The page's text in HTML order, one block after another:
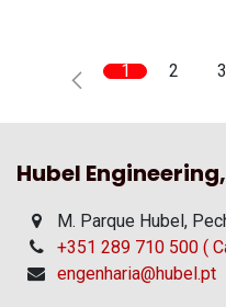
1 2 3
Hubel
M. Parque Hubel,
+351 289 710 500 (
engenharia@hubel.pt